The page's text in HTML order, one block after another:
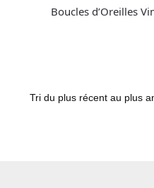
Boucles d’Oreilles